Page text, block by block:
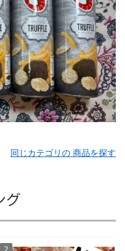
同じカテゴリの 商品を探す
グ